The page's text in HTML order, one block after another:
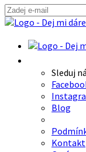
Sleduj
Blog
Kontakt